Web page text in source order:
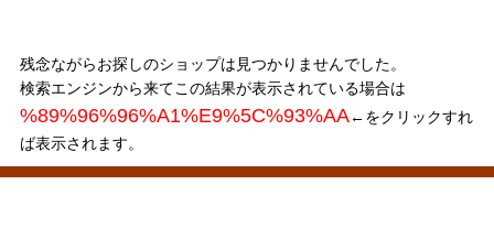
残念ながらお探しのショップは見つかりませんでした。
検索エンジンから来てこの結果が表示されている場合は
%89%96%96%A1%E9%5C%93%AA←をクリックすれ
ば表示されます。